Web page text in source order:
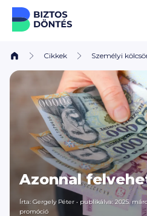
Ugrás a tartalomhoz
Cikkek Személyi
Azonnal
Írta: Gergely Péter • publikálva: 2025.
promóció